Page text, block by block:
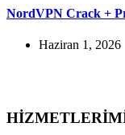
NordVPN Crack +
Haziran 1, 2026